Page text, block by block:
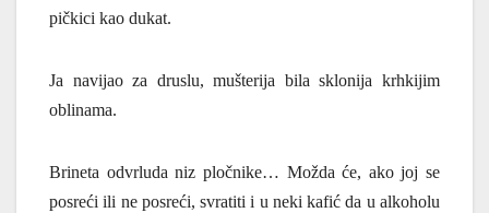
pičkici kao dukat.
Ja navijao za druslu, mušterija bila sklonija krhkijim
oblinama.
Brineta odvrluda niz pločnike… Možda će, ako joj se
posreći ili ne posreći, svratiti i u neki kafić da u alkoholu